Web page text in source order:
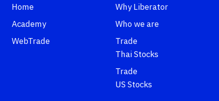
Home
Academy
WebTrade
Why Liberator
Who we are
Trade
Thai Stocks
Trade
US Stocks